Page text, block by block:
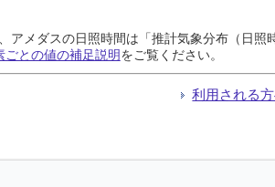
静穏
/// /// /// 2 西北西
静穏
/// /// /// 2 西北西
静穏
/// /// /// 2 西北西
静穏
/// /// /// 2 西北西
アメダスの日照時間は「推計気象分布（日
ごとの値の補足説明をご覧ください。
利用される